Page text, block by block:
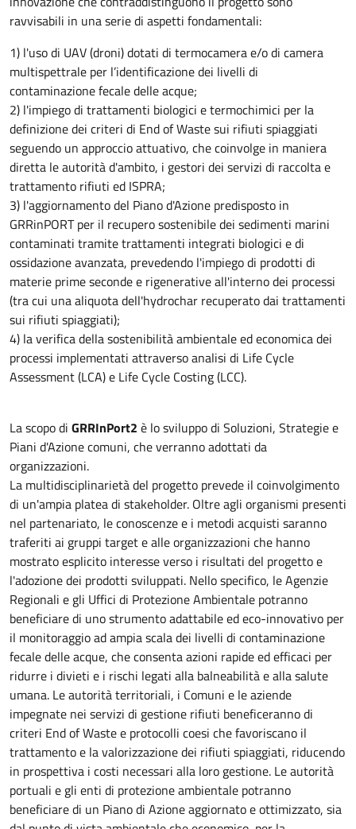
ravvisabili in una serie di aspetti fondamentali:
1) l'uso di UAV (droni) dotati di termocamera e/o di camera
multispettrale per l’identificazione dei livelli di
contaminazione fecale delle acque;
2) l'impiego di trattamenti biologici e termochimici per la
definizione dei criteri di End of Waste sui rifiuti spiaggiati
seguendo un approccio attuativo, che coinvolge in maniera
diretta le autorità d'ambito, i gestori dei servizi di raccolta e
trattamento rifiuti ed ISPRA;
3) l'aggiornamento del Piano d'Azione predisposto in
GRRinPORT per il recupero sostenibile dei sedimenti marini
contaminati tramite trattamenti integrati biologici e di
ossidazione avanzata, prevedendo l'impiego di prodotti di
materie prime seconde e rigenerative all'interno dei processi
(tra cui una aliquota dell'hydrochar recuperato dai trattamenti
sui rifiuti spiaggiati);
4) la verifica della sostenibilità ambientale ed economica dei
processi implementati attraverso analisi di Life Cycle
Assessment (LCA) e Life Cycle Costing (LCC).
La scopo di GRRInPort2 è lo sviluppo di Soluzioni, Strategie e
Piani d'Azione comuni, che verranno adottati da
organizzazioni.
La multidisciplinarietà del progetto prevede il coinvolgimento
di un'ampia platea di stakeholder. Oltre agli organismi presenti
nel partenariato, le conoscenze e i metodi acquisti saranno
traferiti ai gruppi target e alle organizzazioni che hanno
mostrato esplicito interesse verso i risultati del progetto e
l'adozione dei prodotti sviluppati. Nello specifico, le Agenzie
Regionali e gli Uffici di Protezione Ambientale potranno
beneficiare di uno strumento adattabile ed eco-innovativo per
il monitoraggio ad ampia scala dei livelli di contaminazione
fecale delle acque, che consenta azioni rapide ed efficaci per
ridurre i divieti e i rischi legati alla balneabilità e alla salute
umana. Le autorità territoriali, i Comuni e le aziende
impegnate nei servizi di gestione rifiuti beneficeranno di
criteri End of Waste e protocolli coesi che favoriscano il
trattamento e la valorizzazione dei rifiuti spiaggiati, riducendo
in prospettiva i costi necessari alla loro gestione. Le autorità
portuali e gli enti di protezione ambientale potranno
beneficiare di un Piano di Azione aggiornato e ottimizzato, sia